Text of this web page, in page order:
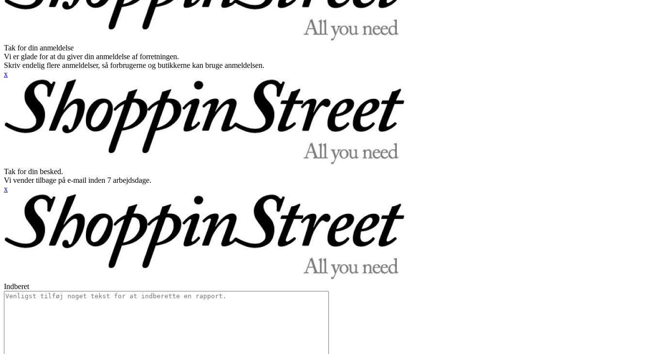
Tak for din anmeldelse
Vi er glade for at du giver din anmeldelse af forretningen.
Skriv endelig flere anmeldelser, så forbrugerne og butikkerne kan bruge anmeldelsen.
x
Tak for din besked.
Vi vender tilbage på e-mail inden 7 arbejdsdage.
x
Indberet